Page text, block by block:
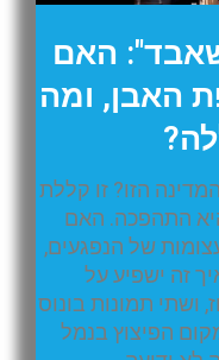
האם
האבן, ומה
הזו? זו קללת
התהפכה. האם
של הנפגעים,
זה ישפיע על
ושתי תמונות בונוס
הפיצוץ בנמל